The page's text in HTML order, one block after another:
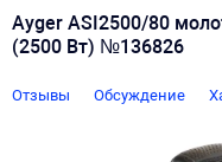
Ayger ASI2500/80
(2500 Вт) №136826
Отзывы Обсуждение